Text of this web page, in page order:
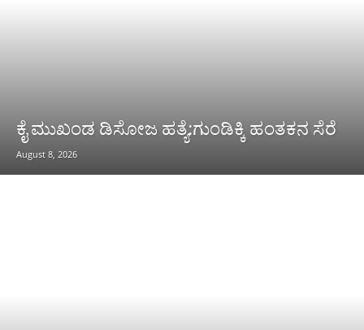
ಕೈ ಮುಖಂಡ ಡಿಸೋಜ ಹತ್ಯೆ:ಗುಂಡಿಕ್ಕಿ ಹಂತಕನ ಸೆರೆ
August 8, 2026